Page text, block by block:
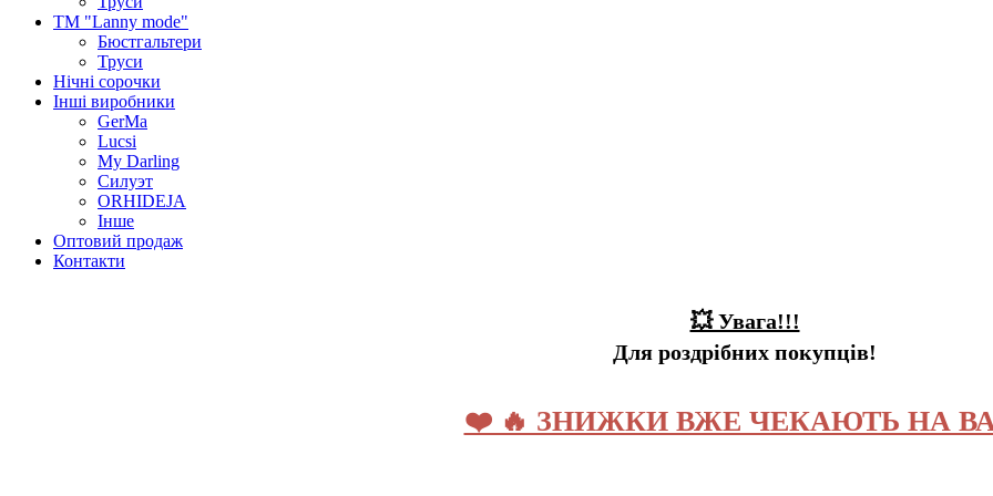
ТМ "Lanny mode"
Бюстгальтери
Труси
Нічні сорочки
Інші виробники
GerMa
Lucsi
My Darling
Силуэт
ORHIDEJA
Інше
Оптовий продаж
Контакти
💥 Увага!!!
Для роздрібних покупців!
❤️ 🔥 ЗНИЖКИ ВЖЕ ЧЕКАЮТЬ НА